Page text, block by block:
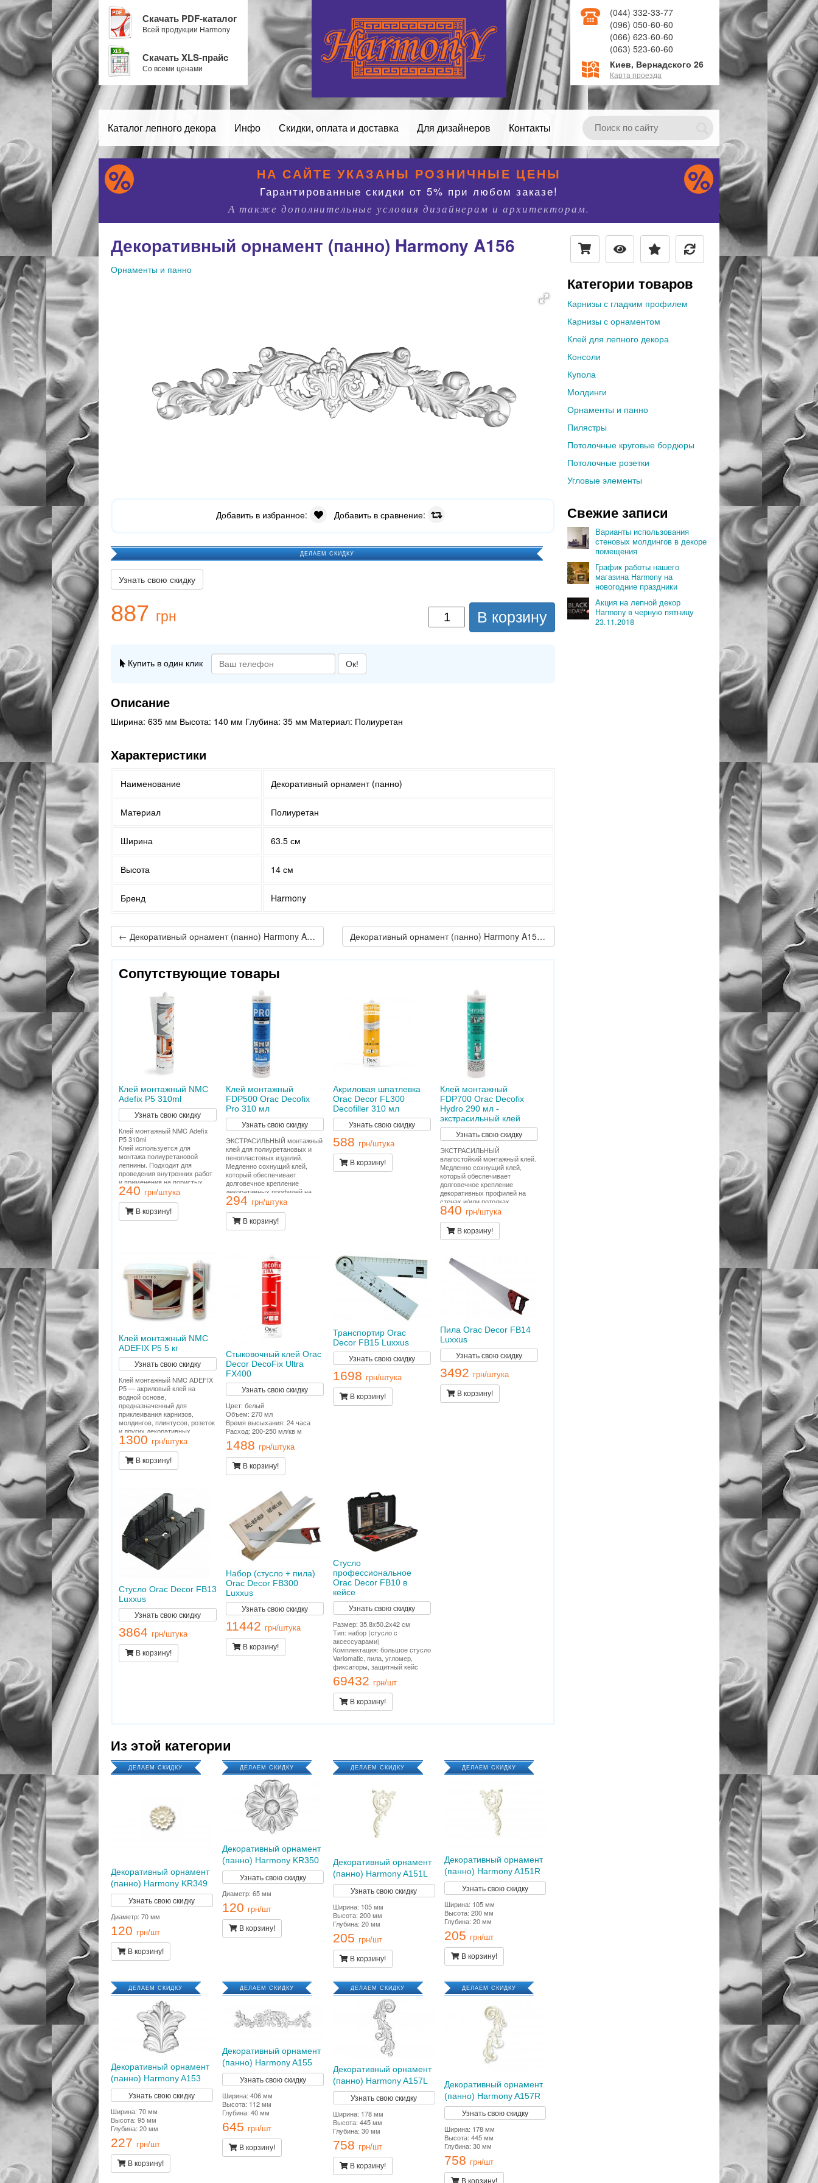
Скачать PDF-каталог
Всей продукции Harmony
Скачать XLS-прайс
Со всеми ценами
(044) 332-33-77
(096) 050-60-60
(066) 623-60-60
(063) 523-60-60
Киев, Вернадского 26
Карта проезда
Каталог лепного декора Инфо Скидки, оплата и доставка Для дизайнеров Контакты
НА САЙТЕ УКАЗАНЫ РОЗНИЧНЫЕ ЦЕНЫ
Гарантированные скидки от 5% при любом заказе!
А также дополнительные условия дизайнерам и архитекторам.
Декоративный орнамент (панно) Harmony A156
Орнаменты и панно
Добавить в избранное: Добавить в сравнение:
ДЕЛАЕМ СКИДКУ
Узнать свою скидку
887 грн В корзину
Купить в один клик Ок!
Описание
Ширина: 635 мм Высота: 140 мм Глубина: 35 мм Материал: Полиуретан
Характеристики
Наименование Декоративный орнамент (панно)
Материал Полиуретан
Ширина 63.5 см
Высота 14 см
Бренд Harmony
← Декоративный орнамент (панно) Harmony A155 Декоративный орнамент (панно) Harmony A157L →
Сопутствующие товары
Клей монтажный NMC
Adefix P5 310ml
Узнать свою скидку
Клей монтажный NMC Adefix
P5 310ml
Клей используется для
монтажа полиуретановой
лепнины. Подходит для
проведения внутренних работ
и применения на пористых
поверхностях. Расход тюбика
12 метров погонных.
240 грн/штука
В корзину!
Клей монтажный
FDP500 Orac Decofix
Pro 310 мл
Узнать свою скидку
ЭКСТРАСИЛЬНЫЙ монтажный
клей для полиуретановых и
пенопластовых изделий.
Медленно сохнущий клей,
который обеспечивает
долговечное крепление
декоративных профилей на
стенах и/или потолках.
Подходит для проведения
внутренних работ и
применения на пористых
294 грн/штука
В корзину!
Акриловая шпатлевка
Orac Decor FL300
Decofiller 310 мл
Узнать свою скидку
588 грн/штука
В корзину!
Клей монтажный
FDP700 Orac Decofix
Hydro 290 мл -
экстрасильный клей
Узнать свою скидку
ЭКСТРАСИЛЬНЫЙ
влагостойкий монтажный клей.
Медленно сохнущий клей,
который обеспечивает
долговечное крепление
декоративных профилей на
стенах и/или потолках.
Подходит для проведения
внутренних работ и
применения на пористых
поверхностях. Применяется во
работах). Расход тюбика на 10-
12 метров погонных.
840 грн/штука
В корзину!
Клей монтажный NMC
ADEFIX P5 5 кг
Узнать свою скидку
Клей монтажный NMC ADEFIX
P5 — акриловый клей на
водной основе,
предназначенный для
приклеивания карнизов,
молдингов, плинтусов, розеток
и других декоративных
элементов из полистирола и
полиуретана на ДВП, ДСП,
гипсокартон, гипсоволокно,
штукатурку, бетон и другие
1300 грн/штука
В корзину!
Стыковочный клей Orac
Decor DecoFix Ultra
FX400
Узнать свою скидку
Цвет: белый
Объем: 270 мл
Время высыхания: 24 часа
Расход: 200-250 мл/кв м
1488 грн/штука
В корзину!
Транспортир Orac
Decor FB15 Luxxus
Узнать свою скидку
1698 грн/штука
В корзину!
Пила Orac Decor FB14
Luxxus
Узнать свою скидку
3492 грн/штука
В корзину!
Стусло Orac Decor FB13
Luxxus
Узнать свою скидку
3864 грн/штука
В корзину!
Набор (стусло + пила)
Orac Decor FB300
Luxxus
Узнать свою скидку
11442 грн/штука
В корзину!
Стусло
профессиональное
Orac Decor FB10 в
кейсе
Узнать свою скидку
Размер: 35.8x50.2x42 см
Тип: набор (стусло с
аксессуарами)
Комплектация: большое стусло
Variomatic, пила, угломер,
фиксаторы, защитный кейс
69432 грн/шт
В корзину!
Из этой категории
ДЕЛАЕМ СКИДКУ
Декоративный орнамент
(панно) Harmony KR349
Узнать свою скидку
Диаметр: 70 мм
120 грн/шт
В корзину!
ДЕЛАЕМ СКИДКУ
Декоративный орнамент
(панно) Harmony KR350
Узнать свою скидку
Диаметр: 65 мм
120 грн/шт
В корзину!
ДЕЛАЕМ СКИДКУ
Декоративный орнамент
(панно) Harmony A151L
Узнать свою скидку
Ширина: 105 мм
Высота: 200 мм
Глубина: 20 мм
205 грн/шт
В корзину!
ДЕЛАЕМ СКИДКУ
Декоративный орнамент
(панно) Harmony A151R
Узнать свою скидку
Ширина: 105 мм
Высота: 200 мм
Глубина: 20 мм
205 грн/шт
В корзину!
ДЕЛАЕМ СКИДКУ
Декоративный орнамент
(панно) Harmony A153
Узнать свою скидку
Ширина: 70 мм
Высота: 95 мм
Глубина: 20 мм
227 грн/шт
В корзину!
ДЕЛАЕМ СКИДКУ
Декоративный орнамент
(панно) Harmony A155
Узнать свою скидку
Ширина: 406 мм
Высота: 112 мм
Глубина: 40 мм
645 грн/шт
В корзину!
ДЕЛАЕМ СКИДКУ
Декоративный орнамент
(панно) Harmony A157L
Узнать свою скидку
Ширина: 178 мм
Высота: 445 мм
Глубина: 30 мм
758 грн/шт
В корзину!
ДЕЛАЕМ СКИДКУ
Декоративный орнамент
(панно) Harmony A157R
Узнать свою скидку
Ширина: 178 мм
Высота: 445 мм
Глубина: 30 мм
758 грн/шт
Категории товаров
Карнизы с гладким профилем
Карнизы с орнаментом
Клей для лепного декора
Консоли
Купола
Молдинги
Орнаменты и панно
Пилястры
Потолочные круговые бордюры
Потолочные розетки
Угловые элементы
Свежие записи
Варианты использования
стеновых молдингов в декоре
помещения
График работы нашего
магазина Harmony на
новогодние праздники
Акция на лепной декор
Harmony в черную пятницу
23.11.2018